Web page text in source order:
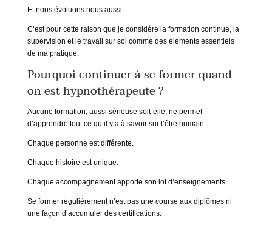
Et nous évoluons nous aussi.
C’est pour cette raison que je considère la formation continue, la
supervision et le travail sur soi comme des éléments essentiels
de ma pratique.
Pourquoi continuer à se former quand
on est hypnothérapeute ?
Aucune formation, aussi sérieuse soit-elle, ne permet
d’apprendre tout ce qu’il y a à savoir sur l’être humain.
Chaque personne est différente.
Chaque histoire est unique.
Chaque accompagnement apporte son lot d’enseignements.
Se former régulièrement n’est pas une course aux diplômes ni
une façon d’accumuler des certifications.